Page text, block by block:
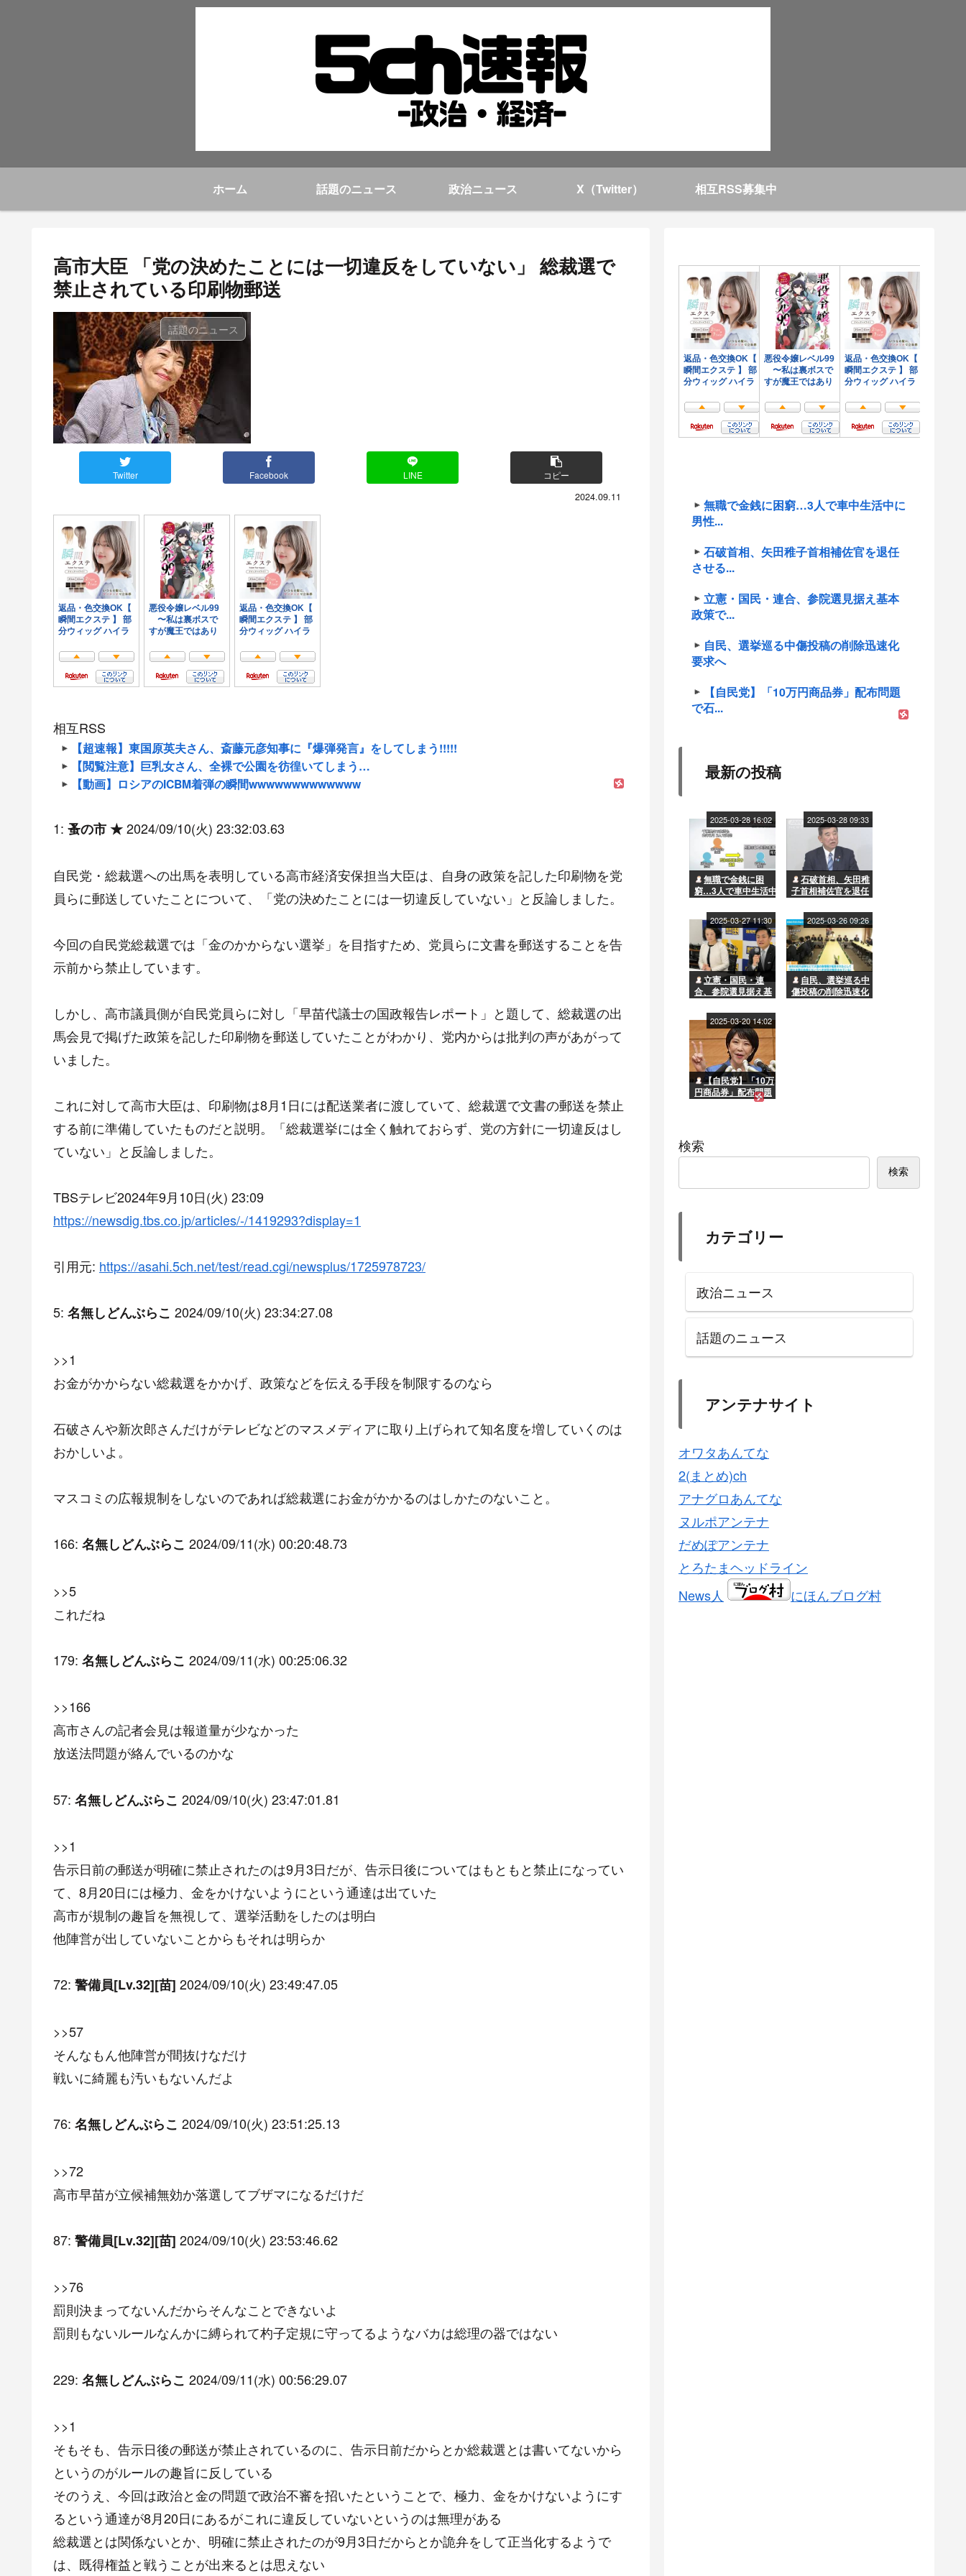
ホーム 話題のニュース 政治ニュース X（Twitter） 相互RSS募集中
高市大臣 「党の決めたことには一切違反をしていない」 総裁選で
禁止されている印刷物郵送
話題のニュース
Twitter Facebook LINE コピー
2024.09.11
相互RSS
【超速報】東国原英夫さん、斎藤元彦知事に『爆弾発言』をしてしまう!!!!!
【閲覧注意】巨乳女さん、全裸で公園を彷徨いてしまう…
【動画】ロシアのICBM着弾の瞬間wwwwwwwwwwwww
1: 蚤の市 ★2024/09/10(火) 23:32:03.63
自民党・総裁選への出馬を表明している高市経済安保担当大臣は、自身の政策を記した印刷物を党
員らに郵送していたことについて、「党の決めたことには一切違反していない」と反論しました。
今回の自民党総裁選では「金のかからない選挙」を目指すため、党員らに文書を郵送することを告
示前から禁止しています。
しかし、高市議員側が自民党員らに対し「早苗代議士の国政報告レポート」と題して、総裁選の出
馬会見で掲げた政策を記した印刷物を郵送していたことがわかり、党内からは批判の声があがって
いました。
これに対して高市大臣は、印刷物は8月1日には配送業者に渡していて、総裁選で文書の郵送を禁止
する前に準備していたものだと説明。「総裁選挙には全く触れておらず、党の方針に一切違反はし
ていない」と反論しました。
TBSテレビ2024年9月10日(火) 23:09
https://newsdig.tbs.co.jp/articles/-/1419293?display=1
引用元: https://asahi.5ch.net/test/read.cgi/newsplus/1725978723/
5: 名無しどんぶらこ 2024/09/10(火) 23:34:27.08
>>1
お金がかからない総裁選をかかげ、政策などを伝える手段を制限するのなら
石破さんや新次郎さんだけがテレビなどのマスメディアに取り上げられて知名度を増していくのは
おかしいよ。
マスコミの広報規制をしないのであれば総裁選にお金がかかるのはしかたのないこと。
166: 名無しどんぶらこ 2024/09/11(水) 00:20:48.73
>>5
これだね
179: 名無しどんぶらこ 2024/09/11(水) 00:25:06.32
>>166
高市さんの記者会見は報道量が少なかった
放送法問題が絡んでいるのかな
57: 名無しどんぶらこ 2024/09/10(火) 23:47:01.81
>>1
告示日前の郵送が明確に禁止されたのは9月3日だが、告示日後についてはもともと禁止になってい
て、8月20日には極力、金をかけないようにという通達は出ていた
高市が規制の趣旨を無視して、選挙活動をしたのは明白
他陣営が出していないことからもそれは明らか
72: 警備員[Lv.32][苗] 2024/09/10(火) 23:49:47.05
>>57
そんなもん他陣営が間抜けなだけ
戦いに綺麗も汚いもないんだよ
76: 名無しどんぶらこ 2024/09/10(火) 23:51:25.13
>>72
高市早苗が立候補無効か落選してブザマになるだけだ
87: 警備員[Lv.32][苗] 2024/09/10(火) 23:53:46.62
>>76
罰則決まってないんだからそんなことできないよ
罰則もないルールなんかに縛られて杓子定規に守ってるようなバカは総理の器ではない
229: 名無しどんぶらこ 2024/09/11(水) 00:56:29.07
>>1
そもそも、告示日後の郵送が禁止されているのに、告示日前だからとか総裁選とは書いてないから
というのがルールの趣旨に反している
そのうえ、今回は政治と金の問題で政治不審を招いたということで、極力、金をかけないようにす
るという通達が8月20日にあるがこれに違反していないというのは無理がある
総裁選とは関係ないとか、明確に禁止されたのが9月3日だからとか詭弁をして正当化するようで
は、既得権益と戦うことが出来るとは思えない
無職で金銭に困窮…3人で車中生活中に
男性...
石破首相、矢田稚子首相補佐官を退任
させる...
立憲・国民・連合、参院選見据え基本
政策で...
自民、選挙巡る中傷投稿の削除迅速化
要求へ
【自民党】「10万円商品券」配布問題
で石...
最新の投稿
無職で金銭に困
窮…3人で車中生活中
に男性が死亡 兄の死
体を遺棄した弟と母
を書類送検 2人は今
年1月に千葉の漁港で
車ごと転落し死亡
2025-03-28 16:02
石破首相、矢田稚
子首相補佐官を退任
させる方針…国民民
主との「距離」影響
か
2025-03-28 09:33
立憲・国民・連
合、参院選見据え基
本政策で合意へ 選
挙協力進むか
2025-03-27 11:30
自民、選挙巡る中
傷投稿の削除迅速化
要求へ
2025-03-26 09:26
【自民党】「10万
円商品券」配布問題
で石破首相の窮地に
ッと変えられるのは
彼女だけだ」
2025-03-20 14:02
検索
検索
カテゴリー
政治ニュース
話題のニュース
アンテナサイト
オワタあんてな
2(まとめ)ch
アナグロあんてな
ヌルポアンテナ
だめぽアンテナ
とろたまヘッドライン
News人
にほんブログ村